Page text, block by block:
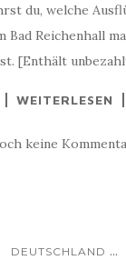
du, welche
Bad Reichenhall
[Enthält
WEITERLESEN
keine
DEUTSCHLAND ...